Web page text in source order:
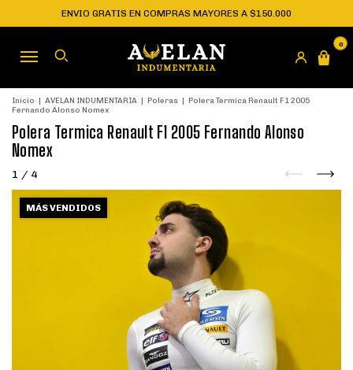
ENVIO GRATIS EN COMPRAS MAYORES A $150.000
0
Inicio | AVELAN INDUMENTARIA | Poleras | Polera Termica Renault F1 2005
Fernando Alonso Nomex
Polera Termica Renault F1 2005 Fernando Alonso
Nomex
1 / 4
MÁS VENDIDOS
MÁS VENDIDOS